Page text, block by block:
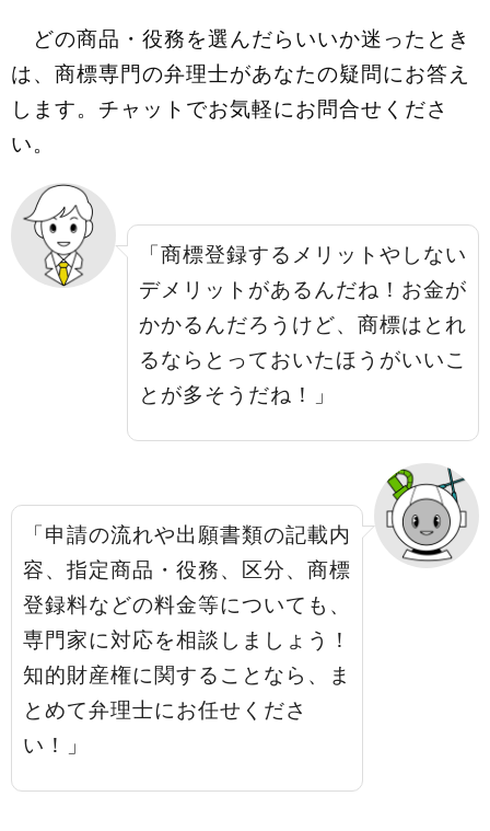
どの商品・役務を選んだらいいか迷ったとき
は、商標専門の弁理士があなたの疑問にお答え
します。チャットでお気軽にお問合せくださ
い。
「商標登録するメリットやしない
デメリットがあるんだね！お金が
かかるんだろうけど、商標はとれ
るならとっておいたほうがいいこ
とが多そうだね！」
「申請の流れや出願書類の記載内
容、指定商品・役務、区分、商標
登録料などの料金等についても、
専門家に対応を相談しましょう！
知的財産権に関することなら、ま
とめて弁理士にお任せくださ
い！」